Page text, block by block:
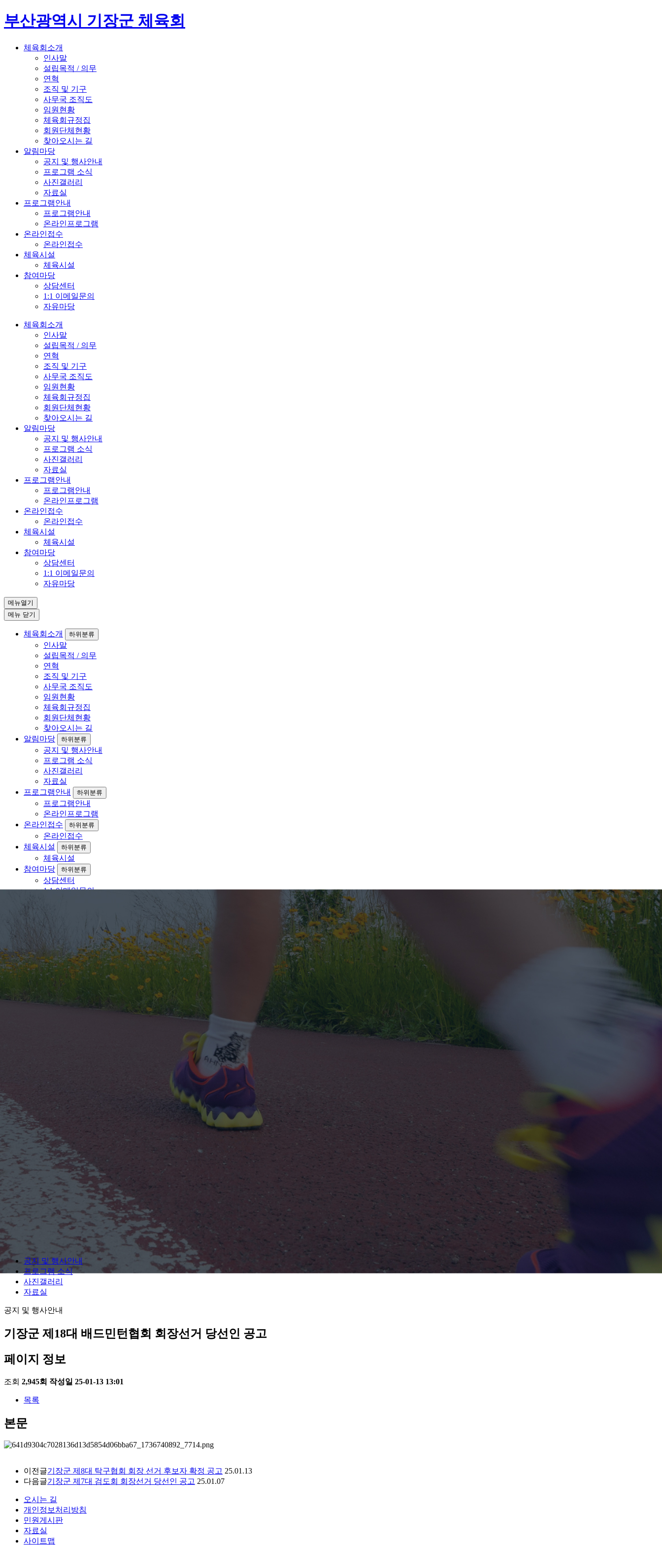
부산광역시 기장군 체육회
체육회소개
인사말
설립목적 / 의무
연혁
조직 및 기구
사무국 조직도
임원현황
체육회규정집
회원단체현황
찾아오시는 길
알림마당
공지 및 행사안내
프로그램 소식
사진갤러리
자료실
프로그램안내
프로그램안내
온라인프로그램
온라인접수
온라인접수
체육시설
체육시설
참여마당
상담센터
1:1 이메일문의
자유마당
체육회소개
인사말
설립목적 / 의무
연혁
조직 및 기구
사무국 조직도
임원현황
체육회규정집
회원단체현황
찾아오시는 길
알림마당
공지 및 행사안내
프로그램 소식
사진갤러리
자료실
프로그램안내
프로그램안내
온라인프로그램
온라인접수
온라인접수
체육시설
체육시설
참여마당
상담센터
1:1 이메일문의
자유마당
메뉴열기
메뉴 닫기
체육회소개 하위분류
인사말
설립목적 / 의무
연혁
조직 및 기구
사무국 조직도
임원현황
체육회규정집
회원단체현황
찾아오시는 길
알림마당
하위분류
공지 및 행사안내
프로그램 소식
사진갤러리
자료실
프로그램안내
하위분류
프로그램안내
온라인프로그램
온라인접수
하위분류
온라인접수
체육시설
하위분류
체육시설
참여마당
하위분류
상담센터
1:1 이메일문의
공지 및 행사안내
프로그램 소식
사진갤러리
자료실
공지 및 행사안내
기장군 제18대 배드민턴협회 회장선거 당선인 공고
페이지 정보
조회 2,945회 작성일 25-01-13 13:01
목록
본문
이전글기장군 제8대 탁구협회 회장 선거 후보자 확정 공고 25.01.13
다음글기장군 제7대 검도회 회장선거 당선인 공고 25.01.07
오시는 길
개인정보처리방침
민원게시판
자료실
사이트맵